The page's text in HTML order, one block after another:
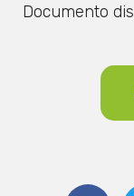
Documento